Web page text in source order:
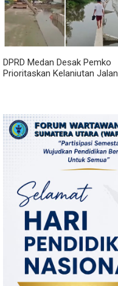
DPRD Medan Desak Pemko
Prioritaskan Kelanjutan Jalan